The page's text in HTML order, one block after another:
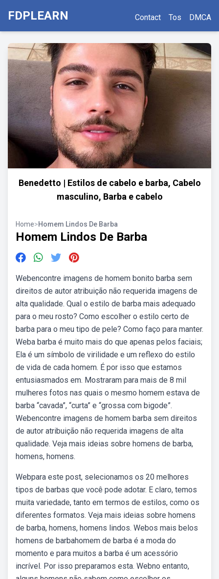
FDPLEARN Contact Tos DMCA
Benedetto | Estilos de cabelo e barba, Cabelo
masculino, Barba e cabelo
Home>Homem Lindos De Barba
Homem Lindos De Barba
Webencontre imagens de homem bonito barba sem
direitos de autor atribuição não requerida imagens de
alta qualidade. Qual o estilo de barba mais adequado
para o meu rosto? Como escolher o estilo certo de
barba para o meu tipo de pele? Como faço para manter.
Weba barba é muito mais do que apenas pelos faciais;
Ela é um símbolo de virilidade e um reflexo do estilo
de vida de cada homem. É por isso que estamos
entusiasmados em. Mostraram para mais de 8 mil
mulheres fotos nas quais o mesmo homem estava de
barba “cavada”, “curta” e “grossa com bigode”.
Webencontre imagens de homem barba sem direitos
de autor atribuição não requerida imagens de alta
qualidade. Veja mais ideias sobre homens de barba,
homens, homens.
Webpara este post, selecionamos os 20 melhores
tipos de barbas que você pode adotar. E claro, temos
muita variedade, tanto em termos de estilos, como os
diferentes formatos. Veja mais ideias sobre homens
de barba, homens, homens lindos. Webos mais belos
homens de barbahomem de barba é a moda do
momento e para muitos a barba é um acessório
incrível. Por isso preparamos esta. Webno entanto,